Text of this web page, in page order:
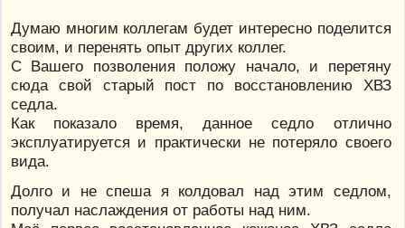
Думаю многим коллегам будет интересно поделится
своим, и перенять опыт других коллег.
С Вашего позволения положу начало, и перетяну
сюда свой старый пост по восстановлению ХВЗ
седла.
Как показало время, данное седло отлично
эксплуатируется и практически не потеряло своего
вида.
Долго и не спеша я колдовал над этим седлом,
получал наслаждения от работы над ним.